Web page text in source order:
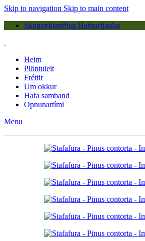
Skip to navigation Skip to main content
Skógræktarfélag Hafnarfjarðar
Heim
Plöntuleit
Fréttir
Um okkur
Hafa samband
Opnunartími
Menu